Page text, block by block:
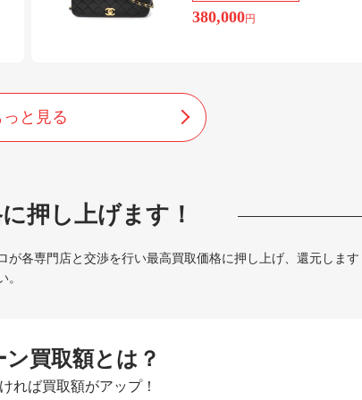
380,000円
っと見る
押し上げます！
各専門店と交渉を行い最高買取価格に押し上げ、還元します
。
買取額とは？
れば買取額がアップ！